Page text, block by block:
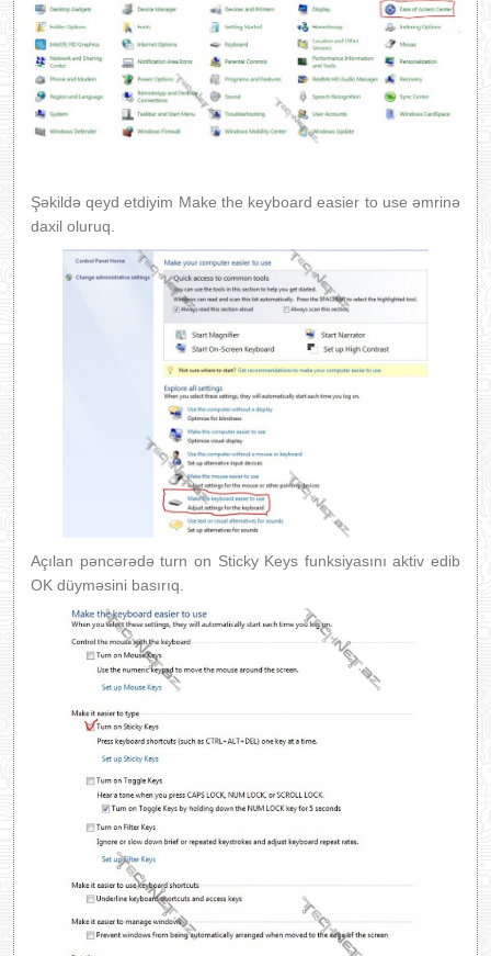
Şəkildə qeyd etdiyim Make the keyboard easier to use əmrinə
daxil oluruq.
Açılan pəncərədə turn on Sticky Keys funksiyasını aktiv edib
OK düyməsini basırıq.